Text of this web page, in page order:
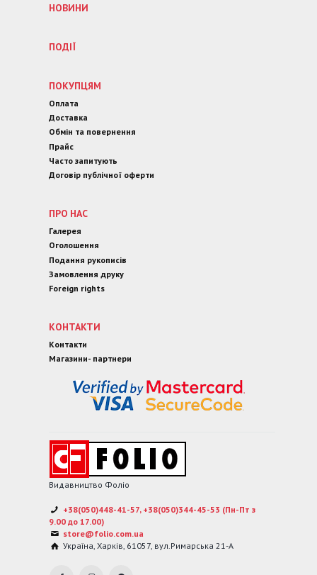
НОВИНИ
ПОДІЇ
ПОКУПЦЯМ
Оплата
Доставка
Обмін та повернення
Прайс
Часто запитують
Договір публічної оферти
ПРО НАС
Галерея
Оголошення
Подання рукописів
Замовлення друку
Foreign rights
КОНТАКТИ
Контакти
Магазини- партнери
Видавництво Фоліо
+38(050)448-41-57, +38(050)344-45-53 (Пн-Пт з
9.00 до 17.00)
store@folio.com.ua
Україна, Харків, 61057, вул.Римарська 21-А